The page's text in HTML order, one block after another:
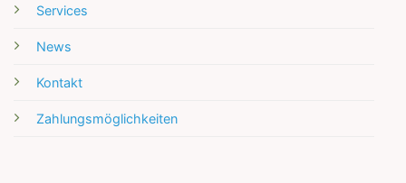
Services
News
Kontakt
Zahlungsmöglichkeiten